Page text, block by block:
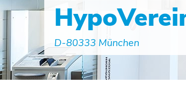
D-80333 München